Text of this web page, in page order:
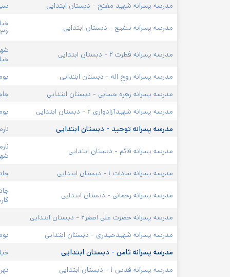
مدرسه پسرانه شهید مفتح - دبستان ابتدایی
مدرسه پسرانه تشیع - دبستان ابتدایی
۳۶
مدرسه پسرانه فطرت ۲ - دبستان ابتدایی
مدرسه پسرانه روح اله - دبستان ابتدایی
مدرسه پسرانه زهره حسابی - دبستان ابتدایی
مدرسه پسرانه شهیدآزادواری ۲ - دبستان ابتدایی
مدرسه پسرانه توحید - دبستان ابتدایی
مدرسه پسرانه قائم - دبستان ابتدایی
مدرسه پسرانه سادات ۱ - دبستان ابتدایی
مدرسه پسرانه رحمانی - دبستان ابتدایی
مدرسه پسرانه حضرت علی اصغر۲ - دبستان ابتدایی
مدرسه پسرانه شهیدحیدری - دبستان ابتدایی
مدرسه پسرانه ثامن - دبستان ابتدایی
مدرسه پسرانه قدس ۱ - دبستان ابتدایی